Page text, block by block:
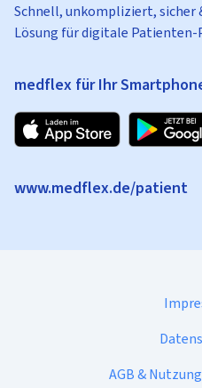
Schnell, unkompliziert, sicher
Lösung für digitale
medflex für Ihr
www.medflex.de/patient
AGB &